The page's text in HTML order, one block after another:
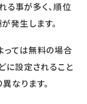
事が多く、順位
発生します。
っては無料の場合
に設定されること
なります。